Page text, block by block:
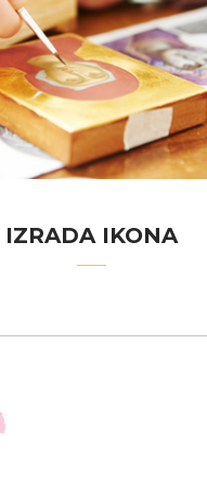
IZRADA IKONA